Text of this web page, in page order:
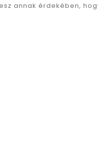
annak érdekében,